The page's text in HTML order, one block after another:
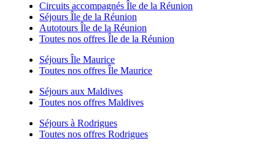
Circuits accompagnés Île de la Réunion
Séjours Île de la Réunion
Autotours Île de la Réunion
Toutes nos offres Île de la Réunion
Séjours Île Maurice
Toutes nos offres Île Maurice
Séjours aux Maldives
Toutes nos offres Maldives
Séjours à Rodrigues
Toutes nos offres Rodrigues